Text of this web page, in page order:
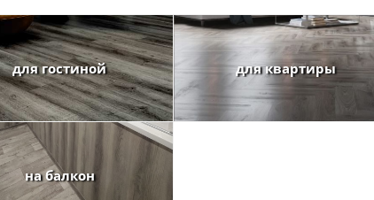
для гостиной для квартиры
на балкон